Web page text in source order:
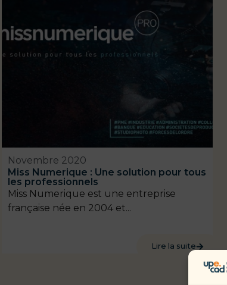
Miss Numerique : Une solution pour tous
les professionnels
Novembre 2020
Miss Numerique est une entreprise
française née en 2004 et...
Lire la suite